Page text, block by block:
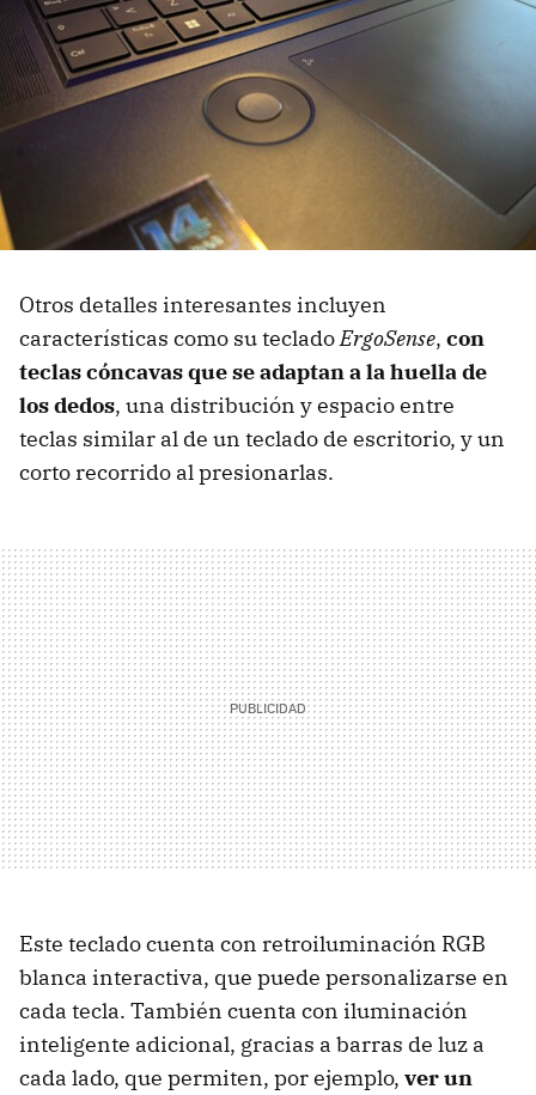
Otros detalles interesantes incluyen
características como su teclado ErgoSense, con
teclas cóncavas que se adaptan a la huella de
los dedos, una distribución y espacio entre
teclas similar al de un teclado de escritorio, y un
corto recorrido al presionarlas.
Este teclado cuenta con retroiluminación RGB
blanca interactiva, que puede personalizarse en
cada tecla. También cuenta con iluminación
inteligente adicional, gracias a barras de luz a
cada lado, que permiten, por ejemplo, ver un